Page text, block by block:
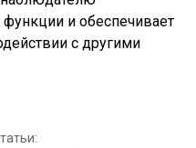
и обеспечивает
с другими